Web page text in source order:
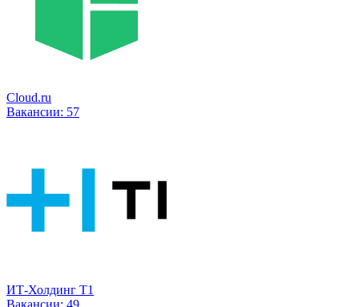
Cloud.ru
Вакансии: 57
ИТ-Холдинг Т1